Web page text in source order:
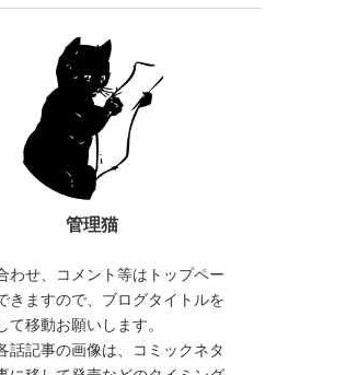
管理猫
わせ、コメント等はトップペー
きますので、ブログタイトルを
て移動お願いします。
話記事の画像は、コミックネタ